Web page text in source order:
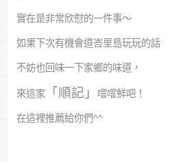
實在是非常欣慰的一件事～
如果下次有機會道峇里島玩玩的話
不妨也回味一下家鄉的味道，
來這家「順記」 嚐嚐鮮吧！
在這裡推薦給你們^^